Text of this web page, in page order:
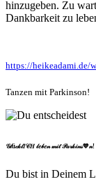
hinzugeben. Zu
Dankbarkeit zu
https://heikeadami.de/
Tanzen mit Parkinson!
𝒢𝓁ü𝒸𝓀𝓁𝐼𝒞𝐻 𝓁𝑒𝒷𝑒𝓃 𝓂𝒾𝓉 𝒫𝒶𝓇𝓀𝒾𝓃𝓈💙𝓃!
Du bist in Deinem